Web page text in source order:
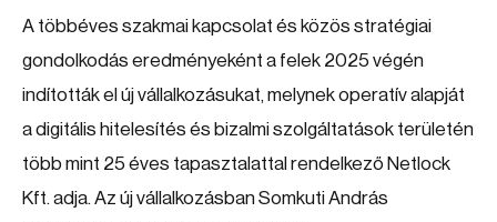
A többéves szakmai kapcsolat és közös stratégiai
gondolkodás eredményeként a felek 2025 végén
indították el új vállalkozásukat, melynek operatív alapját
a digitális hitelesítés és bizalmi szolgáltatások területén
több mint 25 éves tapasztalattal rendelkező Netlock
Kft. adja. Az új vállalkozásban Somkuti András